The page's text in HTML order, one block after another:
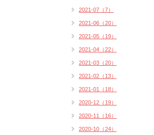
2021-07（7）
2021-06（20）
2021-05（19）
2021-04（22）
2021-03（20）
2021-02（13）
2021-01（18）
2020-12（19）
2020-11（16）
2020-10（24）